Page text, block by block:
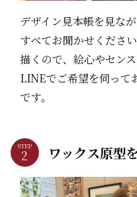
デザイン見本帳を見な
すべてお聞かせくださ
描くので、絵心やセン
LINEでご希望を伺って
です。
STEP ワックス原型